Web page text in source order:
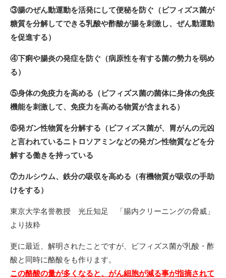
③腸のぜん動運動を活発にして便秘を防ぐ（ビフィズス菌が
糖質を分解してできる乳酸や酢酸が腸を刺激し、ぜん動運動
を促進する）
④下痢や腸炎の発症を防ぐ（病原性を有する菌の勢力を弱め
る）
⑤身体の免疫力を高める（ビフィズス菌の菌体に身体の免疫
機能を刺激して、免疫力を高める物質が含まれる）
⑥発ガン性物質を分解する（ビフィズス菌が、胃がんの元凶
と言われているニトロソアミンなどの発ガン性物質などを分
解する働きを持っている
⑦カルシウム、鉄分の吸収を高める（有機物質が吸収の手助
けをする）
東京大学名誉教授 光丘知足 「腸内クリーニングの脅威」
より抜粋
更に最近、解明されたことですが、ビフィズス菌が乳酸・酢
酸と同時に酪酸をも作ります。
この酪酸の量が多くなると、がん細胞が減る事が指摘されて